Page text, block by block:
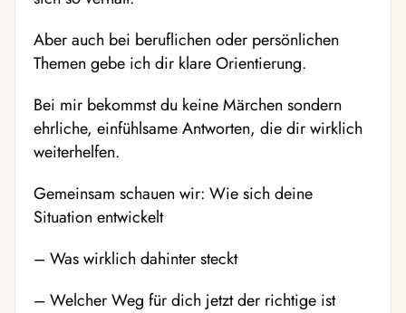
Aber auch bei beruflichen oder persönlichen
Themen gebe ich dir klare Orientierung.
Bei mir bekommst du keine Märchen sondern
ehrliche, einfühlsame Antworten, die dir wirklich
weiterhelfen.
Gemeinsam schauen wir: Wie sich deine
Situation entwickelt
– Was wirklich dahinter steckt
– Welcher Weg für dich jetzt der richtige ist